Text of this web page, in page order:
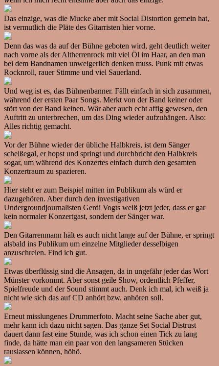
Das einzige, was die Mucke aber mit Social Distortion gemein hat,
ist vermutlich die Pläte des Gitarristen hier vorne.
Denn das was da auf der Bühne geboten wird, geht deutlich weiter
nach vorne als der Altherrenrock mit viel Öl im Haar, an den man
bei dem Bandnamen unweigerlich denken muss. Punk mit etwas
Rocknroll, rauer Stimme und viel Sauerland.
Und weg ist es, das Bühnenbanner. Fällt einfach in sich zusammen,
während der ersten Paar Songs. Merkt von der Band keiner oder
stört von der Band keinen. Wär aber auch echt affig gewesen, den
Auftritt zu unterbrechen, um das Ding wieder aufzuhängen. Also:
Alles richtig gemacht.
Vor der Bühne wieder der übliche Halbkreis, ist dem Sänger
scheißegal, er hopst und springt und durchbricht den Halbkreis
sogar, um während des Konzertes einfach durch den gesamten
Konzertraum zu spazieren.
Hier steht er zum Beispiel mitten im Publikum als würd er
dazugehören. Aber durch den investigativen
Undergroundjournalisten Gerdi Vogts weiß jetzt jeder, dass er gar
kein normaler Konzertgast, sondern der Sänger war.
Den Gitarrenmann hält es auch nicht lange auf der Bühne, er springt
alsbald ins Publikum um einzelne Mitglieder desselbigen
anzuschreien. Find ich gut.
Etwas überflüssig sind die Ansagen, da in ungefähr jeder das Wort
Münster vorkommt. Aber sonst geile Show, ordentlich Pfeffer,
Spielfreude und der Sound stimmt auch. Denk ich mal, ich weiß ja
nicht wie sich das auf CD anhört bzw. anhören soll.
Erneut misslungenes Drummerfoto. Macht seine Sache aber gut,
mehr kann ich dazu nicht sagen. Das ganze Set Social Distrust
dauert dann fast eine Stunde, was ich schon einen Tick zu lang
finde, da hätte man ein paar von den langsameren Stücken
rauslassen können, höhö.